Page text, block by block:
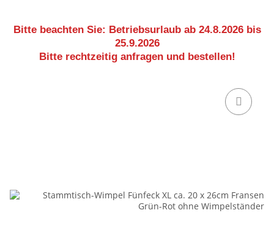
Bitte beachten Sie: Betriebsurlaub ab 24.8.2026 bis
25.9.2026
Bitte rechtzeitig anfragen und bestellen!